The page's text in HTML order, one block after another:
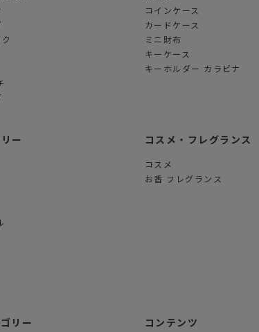
コインケース
カードケース
ミニ財布
キーケース
キーホルダー カラビナ
ー コスメ・フレグランス
コスメ
お香 フレグランス
リー コンテンツ